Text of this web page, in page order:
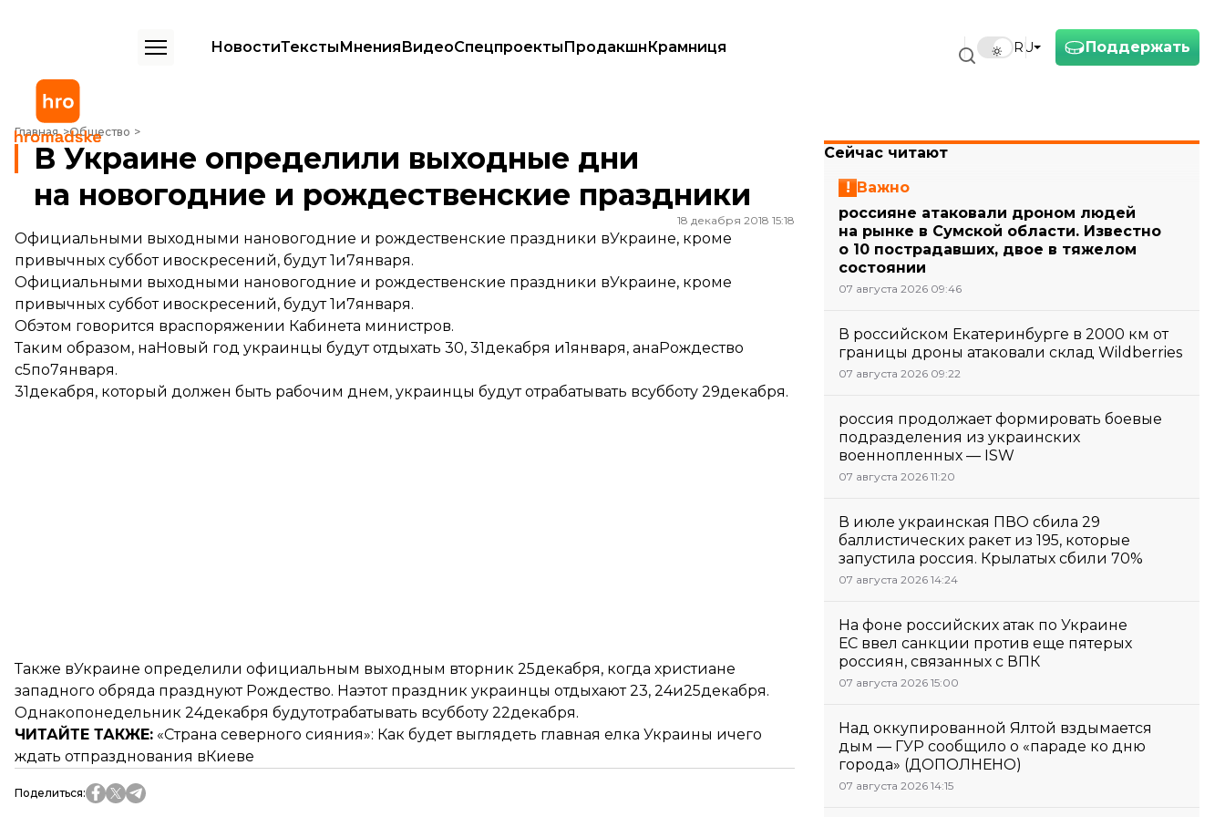
Поддержать
RU
НовостиТекстыМненияВидеоСпецпроектыПродакшнКрамниця
Главная Общество
В Украине определили выходные дни на новогодние и рождественские праздники
В Украине определили выходные дни
на новогодние и рождественские праздники
18 декабря 2018 15:18
Официальными выходными нановогодние и рождественские праздники вУкраине, кроме
привычных суббот ивоскресений, будут 1и7января.
Официальными выходными нановогодние и рождественские праздники вУкраине, кроме
привычных суббот ивоскресений, будут 1и7января.
Обэтом говорится враспоряжении Кабинета министров.
Таким образом, наНовый год украинцы будут отдыхать 30, 31декабря и1января, анаРождество
с5по7января.
31декабря, который должен быть рабочим днем, украинцы будут отрабатывать всубботу 29декабря.
Также вУкраине определили официальным выходным вторник 25декабря, когда христиане
западного обряда празднуют Рождество. Наэтот праздник украинцы отдыхают 23, 24и25декабря.
Однакопонедельник 24декабря будутотрабатывать всубботу 22декабря.
ЧИТАЙТЕ ТАКЖЕ: «Страна северного сияния»: Как будет выглядеть главная елка Украины ичего
ждать отпразднования вКиеве
Поделиться:
Сейчас читают
Важно
россияне атаковали дроном людей
на рынке в Сумской области. Известно
о 10 пострадавших, двое в тяжелом
состоянии
07 августа 2026 09:46
В российском Екатеринбурге в 2000 км от
границы дроны атаковали склад Wildberries
07 августа 2026 09:22
россия продолжает формировать боевые
подразделения из украинских
военнопленных — ISW
07 августа 2026 11:20
В июле украинская ПВО сбила 29
баллистических ракет из 195, которые
запустила россия. Крылатых сбили 70%
07 августа 2026 14:24
На фоне российских атак по Украине
ЕС ввел санкции против еще пятерых
россиян, связанных с ВПК
07 августа 2026 15:00
Над оккупированной Ялтой вздымается
дым — ГУР сообщило о «параде ко дню
города» (ДОПОЛНЕНО)
07 августа 2026 14:15